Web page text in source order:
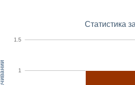
1
1.5
Статистика